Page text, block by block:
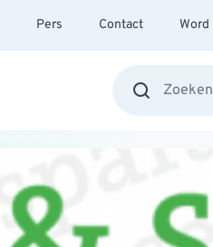
Pers Contact Word